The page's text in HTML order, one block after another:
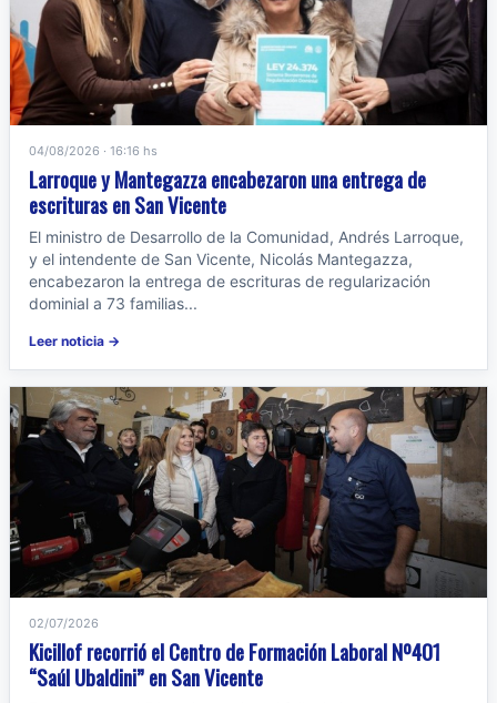
04/08/2026 · 16:16 hs
Larroque y Mantegazza encabezaron una entrega de
escrituras en San Vicente
El ministro de Desarrollo de la Comunidad, Andrés Larroque,
y el intendente de San Vicente, Nicolás Mantegazza,
encabezaron la entrega de escrituras de regularización
dominial a 73 familias...
Leer noticia →
02/07/2026
Kicillof recorrió el Centro de Formación Laboral Nº401
“Saúl Ubaldini” en San Vicente